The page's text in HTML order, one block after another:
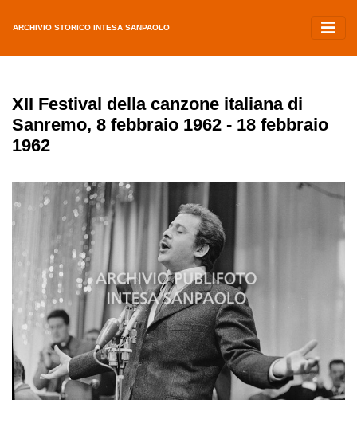
ARCHIVIO STORICO INTESA SANPAOLO
XII Festival della canzone italiana di
Sanremo, 8 febbraio 1962 - 18 febbraio
1962